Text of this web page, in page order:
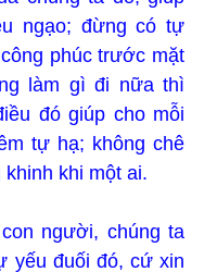
ngạo; đừng có tự
phúc trước mặt
làm gì đi nữa thì
đó giúp cho mỗi
tự hạ; không chê
khi một ai.
người, chúng ta
yếu đuối đó, cứ xin